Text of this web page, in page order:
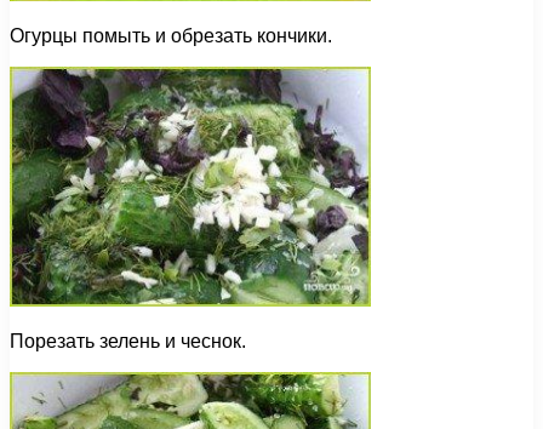
Огурцы помыть и обрезать кончики.
Порезать зелень и чеснок.